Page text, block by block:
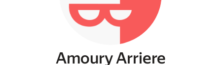
Amoury Arriere